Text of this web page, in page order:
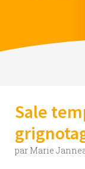
Sale
par Marie